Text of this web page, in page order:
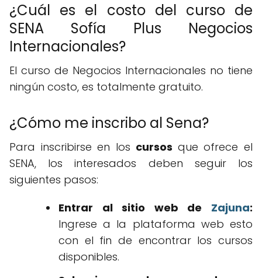
¿Cuál es el costo del curso de
SENA Sofía Plus Negocios
Internacionales?
El curso de Negocios Internacionales no tiene
ningún costo, es totalmente gratuito.
¿Cómo me inscribo al Sena?
Para inscribirse en los cursos que ofrece el
SENA, los interesados deben seguir los
siguientes pasos:
Entrar al sitio web de Zajuna:
Ingrese a la plataforma web esto
con el fin de encontrar los cursos
disponibles.